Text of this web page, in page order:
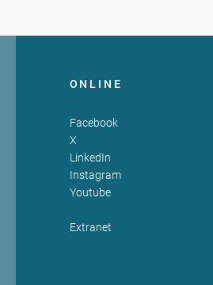
ONLINE
Facebook
X
LinkedIn
Instagram
Youtube
Extranet